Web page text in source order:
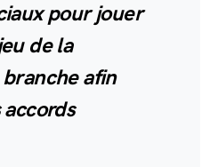
pour jouer
de la
afin
accords